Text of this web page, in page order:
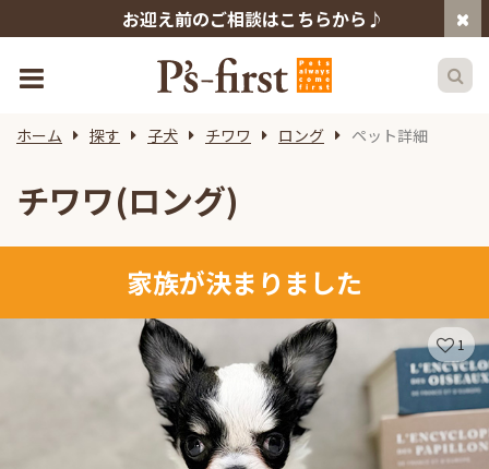
お迎え前のご相談はこちらから♪
ホーム 探す 子犬 チワワ ロング ペット詳細
チワワ(ロング)
家族が決まりました
1